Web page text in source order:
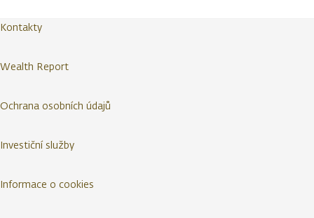
Kontakty
Wealth Report
Ochrana osobních údajů
Investiční služby
Informace o cookies